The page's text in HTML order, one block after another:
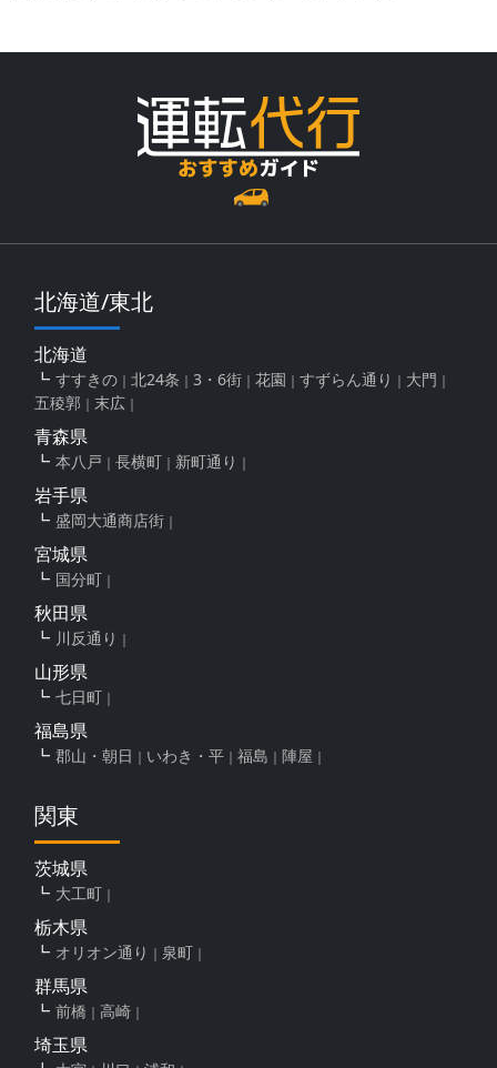
北海道/東北
北海道
すすきの 北24条 3・6街 花園 すずらん通り
大門
五稜郭
末広
青森県
本八戸 長横町 新町通り
岩手県
盛岡大通商店街
宮城県
国分町
秋田県
川反通り
山形県
七日町
福島県
郡山・朝日 いわき・平 福島 陣屋
関東
茨城県
大工町
栃木県
オリオン通り 泉町
群馬県
前橋 高崎
埼玉県